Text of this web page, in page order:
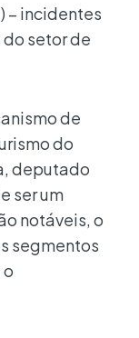
– incidentes
setor de
de
do
deputado
ser um
notáveis, o
segmentos